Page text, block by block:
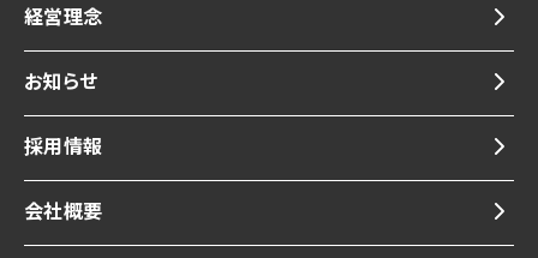
経営理念
お知らせ
採用情報
会社概要